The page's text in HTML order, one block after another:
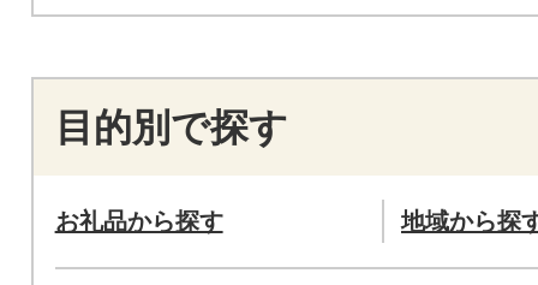
目的別で探す
お礼品から探す 地域から探